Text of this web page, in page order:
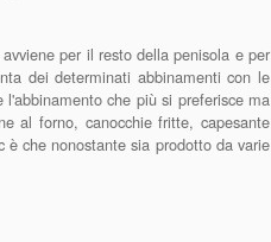
per il resto della penisola e per
dei determinati abbinamenti con le
che più si preferisce ma
al forno, canocchie fritte, capesante
che nonostante sia prodotto da varie